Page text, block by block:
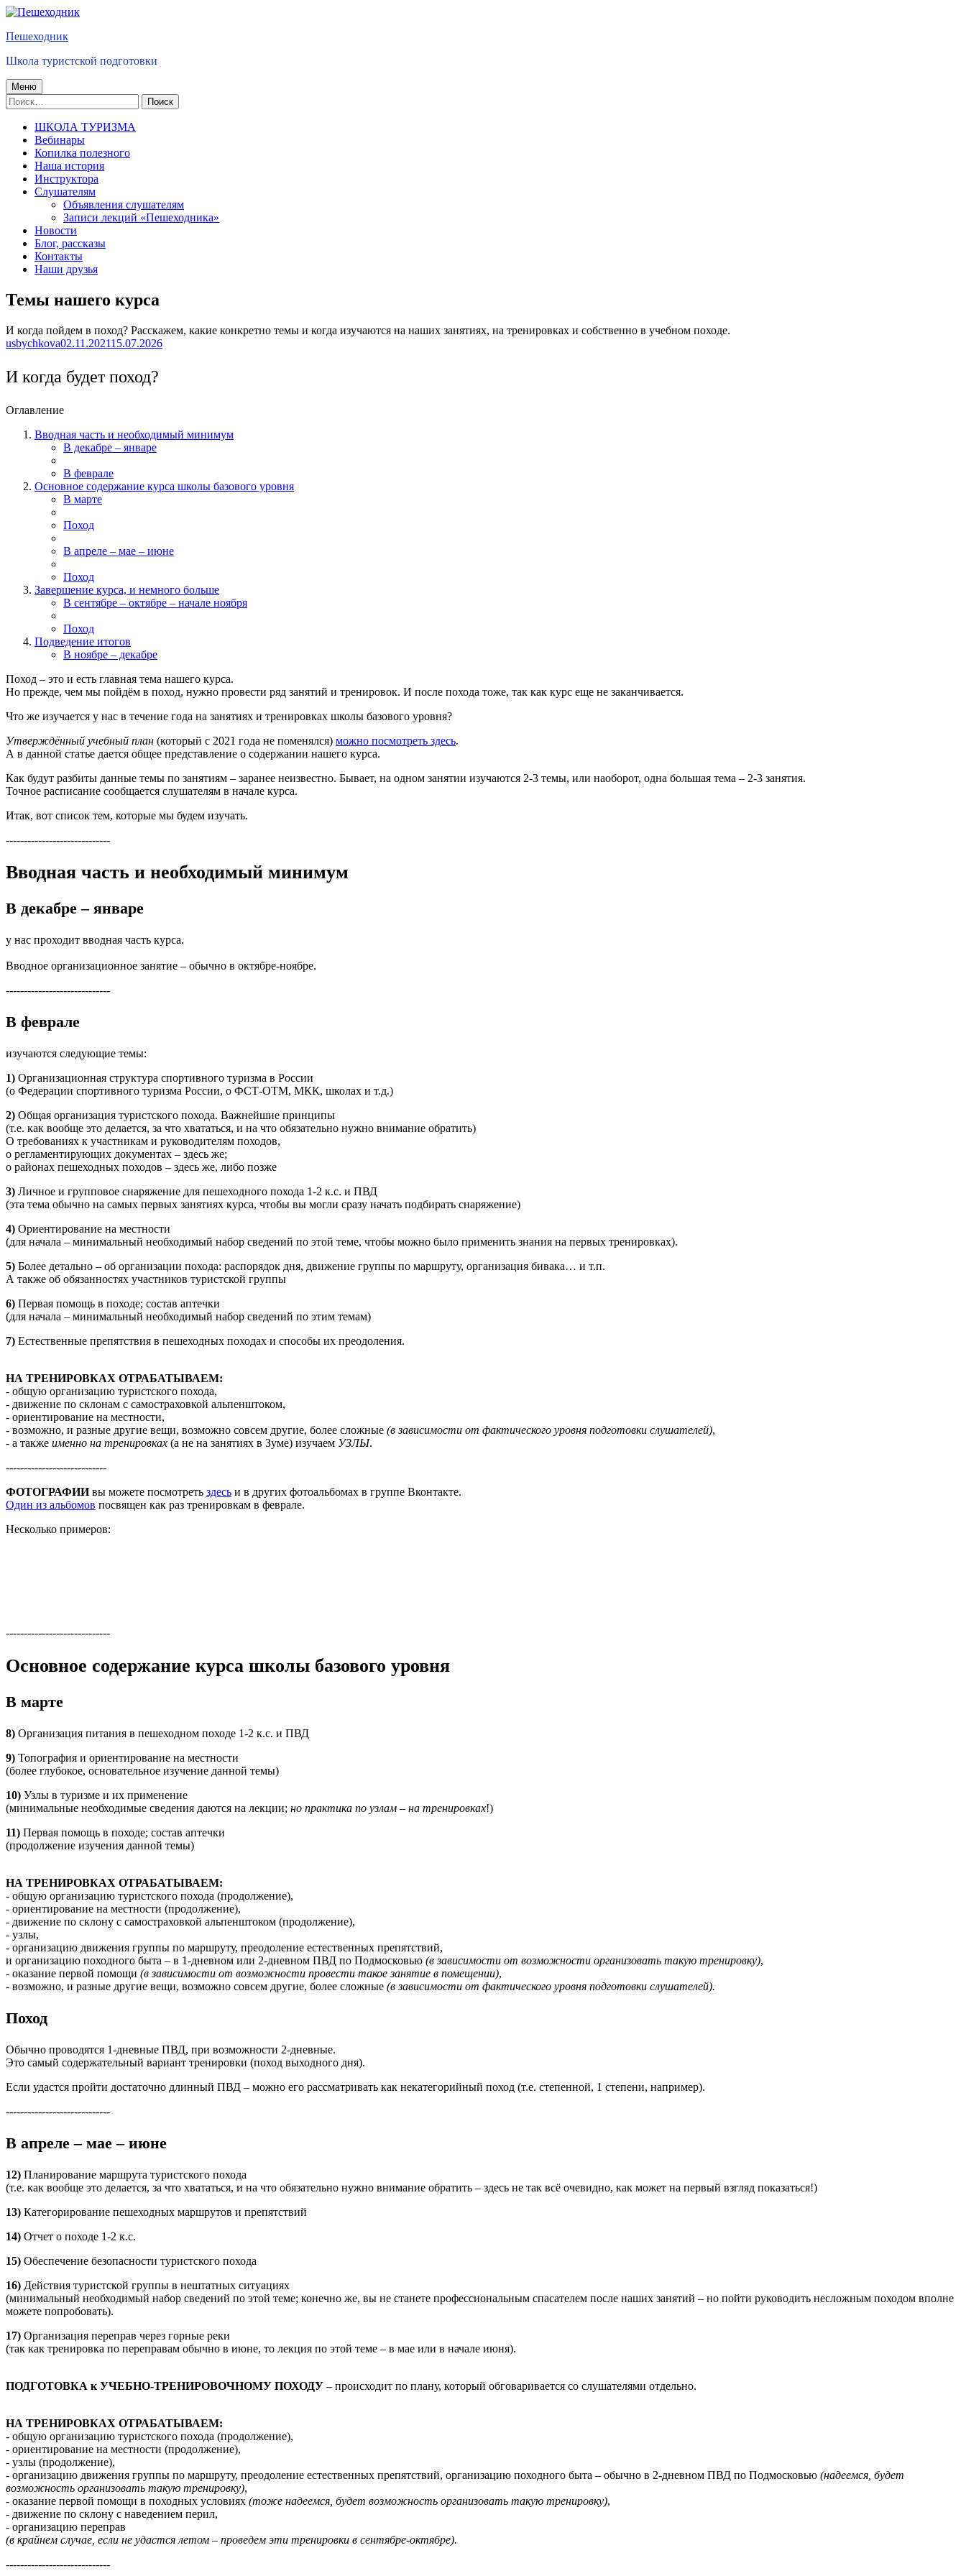
Перейти
содержимому
Пешеходник
Школа туристской подготовки
Основное
меню
Меню
Найти:
ШКОЛА ТУРИЗМА
Вебинары
Копилка полезного
Наша история
Инструктора
Слушателям
Объявления слушателям
Записи лекций «Пешеходника»
Новости
Блог, рассказы
Контакты
Наши друзья
Темы нашего курса
И когда пойдем в поход? Расскажем, какие конкретно темы и когда изучаются на наших занятиях, на тренировках и собственно в учебном походе.
Автор
usbychkovaОпубликовано
02.11.202115.07.2026
И когда будет поход?
Оглавление
Вводная часть и необходимый минимум
В декабре – январе
В феврале
Основное содержание курса школы базового уровня
В марте
Поход
В апреле – мае – июне
Поход
Завершение курса, и немного больше
В сентябре – октябре – начале ноября
Поход
Подведение итогов
В ноябре – декабре
Поход – это и есть главная тема нашего курса.
Но прежде, чем мы пойдём в поход, нужно провести ряд занятий и тренировок. И после похода тоже, так как курс еще не заканчивается.
Что же изучается у нас в течение года на занятиях и тренировках школы базового уровня?
Утверждённый учебный план (который с 2021 года не поменялся) можно посмотреть здесь.
А в данной статье дается общее представление о содержании нашего курса.
Как будут разбиты данные темы по занятиям – заранее неизвестно. Бывает, на одном занятии изучаются 2-3 темы, или наоборот, одна большая тема – 2-3 занятия.
Точное расписание сообщается слушателям в начале курса.
Итак, вот список тем, которые мы будем изучать.
-----------------------------
Вводная часть и необходимый минимум
В декабре–январе
у нас проходит вводная часть курса.
Вводное организационное занятие – обычно в октябре-ноябре.
-----------------------------
В феврале
изучаются следующие темы:
1) Организационная структура спортивного туризма в России
(о Федерации спортивного туризма России, о ФСТ-ОТМ, МКК, школах и т.д.)
2) Общая организация туристского похода. Важнейшие принципы
(т.е. как вообще это делается, за что хвататься, и на что обязательно нужно внимание обратить)
О требованиях к участникам и руководителям походов,
о регламентирующих документах – здесь же;
о районах пешеходных походов – здесь же, либо позже
3) Личное и групповое снаряжение для пешеходного похода 1-2 к.с. и ПВД
(эта тема обычно на самых первых занятиях курса, чтобы вы могли сразу начать подбирать снаряжение)
4) Ориентирование на местности
(для начала – минимальный необходимый набор сведений по этой теме, чтобы можно было применить знания на первых тренировках).
5) Более детально – об организации похода: распорядок дня, движение группы по маршруту, организация бивака… и т.п.
А также об обязанностях участников туристской группы
6) Первая помощь в походе; состав аптечки
(для начала – минимальный необходимый набор сведений по этим темам)
7) Естественные препятствия в пешеходных походах и способы их преодоления.
НА ТРЕНИРОВКАХ ОТРАБАТЫВАЕМ:
- общую организацию туристского похода,
- движение по склонам с самостраховкой альпенштоком,
- ориентирование на местности,
- возможно, и разные другие вещи, возможно совсем другие, более сложные (в зависимости от фактического уровня подготовки слушателей),
- а также именно на тренировках (а не на занятиях в Зуме) изучаем УЗЛЫ.
----------------------------
ФОТОГРАФИИвы можете посмотреть здесь и в других фотоальбомах в группе Вконтакте.
Один из альбомов посвящен как раз тренировкам в феврале.
Несколько примеров:
-----------------------------
Основное содержание курса школы базового уровня
В марте
8) Организация питания в пешеходном походе 1-2 к.с. и ПВД
9) Топография и ориентирование на местности
(более глубокое, основательное изучение данной темы)
10) Узлы в туризме и их применение
(минимальные необходимые сведения даются на лекции; но практика по узлам – на тренировках!)
11) Первая помощь в походе; состав аптечки
(продолжение изучения данной темы)
НА ТРЕНИРОВКАХ ОТРАБАТЫВАЕМ:
- общую организацию туристского похода (продолжение),
- ориентирование на местности (продолжение),
- движение по склону с самостраховкой альпенштоком (продолжение),
- узлы,
- организацию движения группы по маршруту, преодоление естественных препятствий,
и организацию походного быта – в 1-дневном или 2-дневном ПВД по Подмосковью (в зависимости от возможности организовать такую тренировку),
- оказание первой помощи (в зависимости от возможности провести такое занятие в помещении),
- возможно, и разные другие вещи, возможно совсем другие, более сложные (в зависимости от фактического уровня подготовки слушателей).
Поход
Обычно проводятся 1-дневные ПВД, при возможности 2-дневные.
Это самый содержательный вариант тренировки (поход выходного дня).
Если удастся пройти достаточно длинный ПВД – можно его рассматривать как некатегорийный поход (т.е. степенной, 1 степени, например).
-----------------------------
В апреле – мае – июне
12) Планирование маршрута туристского похода
(т.е. как вообще это делается, за что хвататься, и на что обязательно нужно внимание обратить – здесь не так всё очевидно, как может на первый взгляд показаться!)
13) Категорирование пешеходных маршрутов и препятствий
14) Отчет о походе 1-2 к.с.
15) Обеспечение безопасности туристского похода
16) Действия туристской группы в нештатных ситуациях
(минимальный необходимый набор сведений по этой теме; конечно же, вы не станете профессиональным спасателем после наших занятий – но пойти руководить несложным походом вполне
можете попробовать).
17) Организация переправ через горные реки
(так как тренировка по переправам обычно в июне, то лекция по этой теме – в мае или в начале июня).
ПОДГОТОВКА к УЧЕБНО-ТРЕНИРОВОЧНОМУ ПОХОДУ – происходит по плану, который обговаривается со слушателями отдельно.
НА ТРЕНИРОВКАХ ОТРАБАТЫВАЕМ:
- общую организацию туристского похода (продолжение),
- ориентирование на местности (продолжение),
- узлы (продолжение),
- организацию движения группы по маршруту, преодоление естественных препятствий, организацию походного быта – обычно в 2-дневном ПВД по Подмосковью (надеемся, будет
возможность организовать такую тренировку),
- оказание первой помощи в походных условиях (тоже надеемся, будет возможность организовать такую тренировку),
- движение по склону с наведением перил,
- организацию переправ
(в крайнем случае, если не удастся летом – проведем эти тренировки в сентябре-октябре).
-----------------------------